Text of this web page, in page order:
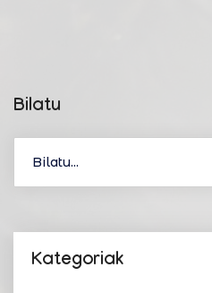
Bilatu
Kategoriak